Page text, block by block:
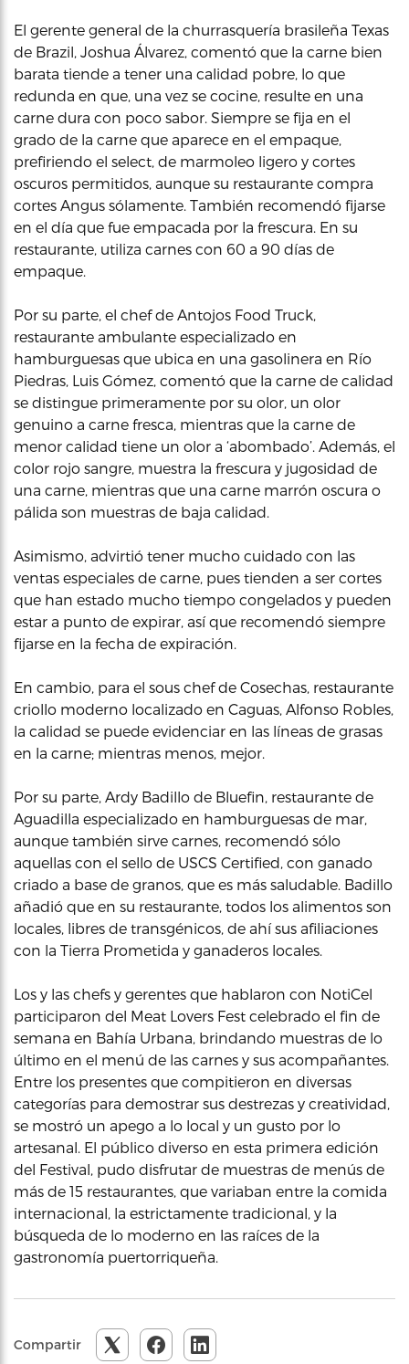
El gerente general de la churrasquería brasileña Texas
de Brazil, Joshua Álvarez, comentó que la carne bien
barata tiende a tener una calidad pobre, lo que
redunda en que, una vez se cocine, resulte en una
carne dura con poco sabor. Siempre se fija en el
grado de la carne que aparece en el empaque,
prefiriendo el select, de marmoleo ligero y cortes
oscuros permitidos, aunque su restaurante compra
cortes Angus sólamente. También recomendó fijarse
en el día que fue empacada por la frescura. En su
restaurante, utiliza carnes con 60 a 90 días de
empaque.
Por su parte, el chef de Antojos Food Truck,
restaurante ambulante especializado en
hamburguesas que ubica en una gasolinera en Río
Piedras, Luis Gómez, comentó que la carne de calidad
se distingue primeramente por su olor, un olor
genuino a carne fresca, mientras que la carne de
menor calidad tiene un olor a ‘abombado’. Además, el
color rojo sangre, muestra la frescura y jugosidad de
una carne, mientras que una carne marrón oscura o
pálida son muestras de baja calidad.
Asimismo, advirtió tener mucho cuidado con las
ventas especiales de carne, pues tienden a ser cortes
que han estado mucho tiempo congelados y pueden
estar a punto de expirar, así que recomendó siempre
fijarse en la fecha de expiración.
En cambio, para el sous chef de Cosechas, restaurante
criollo moderno localizado en Caguas, Alfonso Robles,
la calidad se puede evidenciar en las líneas de grasas
en la carne; mientras menos, mejor.
Por su parte, Ardy Badillo de Bluefin, restaurante de
Aguadilla especializado en hamburguesas de mar,
aunque también sirve carnes, recomendó sólo
aquellas con el sello de USCS Certified, con ganado
criado a base de granos, que es más saludable. Badillo
añadió que en su restaurante, todos los alimentos son
locales, libres de transgénicos, de ahí sus afiliaciones
con la Tierra Prometida y ganaderos locales.
Los y las chefs y gerentes que hablaron con NotiCel
participaron del Meat Lovers Fest celebrado el fin de
semana en Bahía Urbana, brindando muestras de lo
último en el menú de las carnes y sus acompañantes.
Entre los presentes que compitieron en diversas
categorías para demostrar sus destrezas y creatividad,
se mostró un apego a lo local y un gusto por lo
artesanal. El público diverso en esta primera edición
del Festival, pudo disfrutar de muestras de menús de
más de 15 restaurantes, que variaban entre la comida
internacional, la estrictamente tradicional, y la
búsqueda de lo moderno en las raíces de la
gastronomía puertorriqueña.
Compartir